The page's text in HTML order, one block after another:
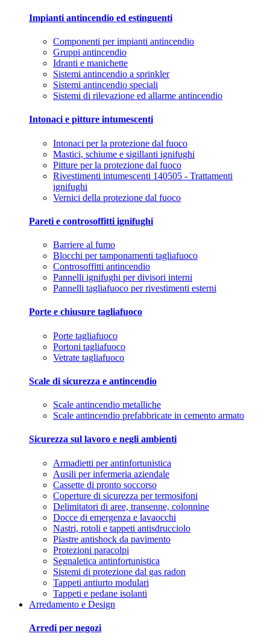
Impianti antincendio ed estinguenti
Componenti per impianti antincendio
Gruppi antincendio
Idranti e manichette
Sistemi antincendio a sprinkler
Sistemi antincendio speciali
Sistemi di rilevazione ed allarme antincendio
Intonaci e pitture intumescenti
Intonaci per la protezione dal fuoco
Mastici, schiume e sigillanti ignifughi
Pitture per la protezione dal fuoco
Rivestimenti intumescenti 140505 - Trattamenti
ignifughi
Vernici della protezione dal fuoco
Pareti e controsoffitti ignifughi
Barriere al fumo
Blocchi per tamponamenti tagliafuoco
Controsoffitti antincendio
Pannelli ignifughi per divisori interni
Pannelli tagliafuoco per rivestimenti esterni
Porte e chiusure tagliafuoco
Porte tagliafuoco
Portoni tagliafuoco
Vetrate tagliafuoco
Scale di sicurezza e antincendio
Scale antincendio metalliche
Scale antincendio prefabbricate in cemento armato
Sicurezza sul lavoro e negli ambienti
Armadietti per antinfortunistica
Ausili per infermeria aziendale
Cassette di pronto soccorso
Coperture di sicurezza per termosifoni
Delimitatori di aree, transenne, colonnine
Docce di emergenza e lavaocchi
Nastri, rotoli e tappeti antisdrucciolo
Piastre antishock da pavimento
Protezioni paracolpi
Segnaletica antinfortunistica
Sistemi di protezione dal gas radon
Tappeti antiurto modulari
Tappeti e pedane isolanti
Arredamento e Design
Arredi per negozi